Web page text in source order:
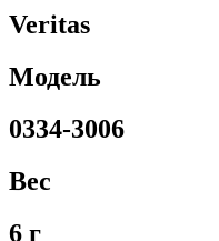
Veritas
Модель
0334-3006
Вес
6 г